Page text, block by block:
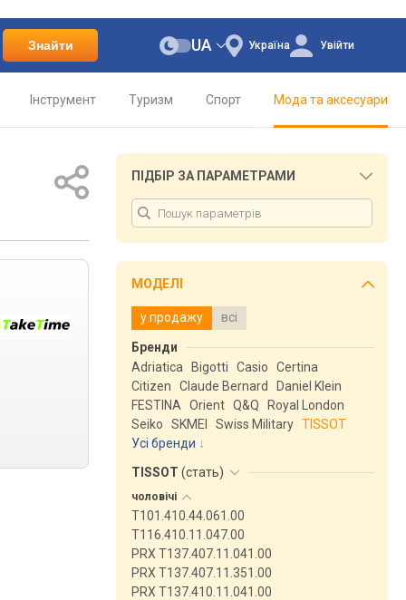
Знайти Україна
UA Увійти
Інструмент Туризм Спорт Мода та аксесуари
ПІДБІР ЗА ПАРАМЕТРАМИ
МОДЕЛІ
у продажу всі
Бренди
Adriatica
Bigotti Casio
Certina
Citizen
Claude Bernard
Daniel Klein
FESTINA
Orient Q&Q
Royal London
Seiko
SKMEI Swiss Military TISSOT
Усі бренди
TISSOT (стать)
чоловічі
T101.410.44.061.00
T116.410.11.047.00
PRX T137.407.11.041.00
PRX T137.407.11.351.00
PRX T137.410.11.041.00